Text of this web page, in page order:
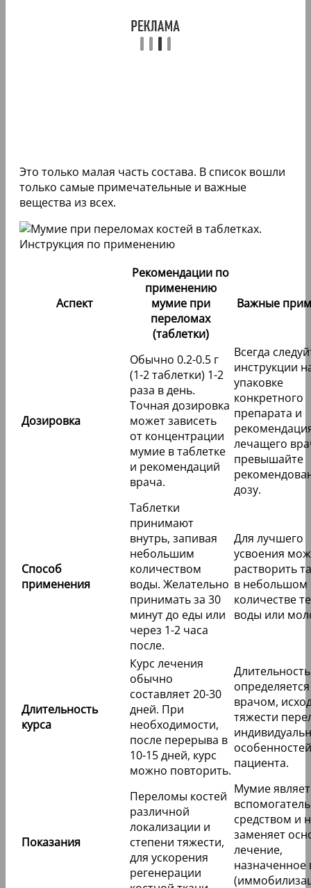
Это только малая часть состава. В список вошли
только самые примечательные и важные
вещества из всех.
Аспект
Рекомендации по
применению
мумие при
переломах
(таблетки)
Важные
Дозировка
Обычно 0.2-0.5 г
(1-2 таблетки) 1-2
раза в день.
Точная дозировка
может зависеть
от концентрации
мумие в таблетке
и рекомендаций
врача.
Всегда
инструкции
упаковке
конкретного
препарата и
лечащего
превышайте
дозу.
Способ
применения
Таблетки
принимают
внутрь, запивая
небольшим
количеством
воды. Желательно
принимать за 30
минут до еды или
через 1-2 часа
после.
Для лучшего
усвоения
растворить
в небольшом
количестве
воды или
Длительность
курса
Курс лечения
обычно
составляет 20-30
дней. При
необходимости,
после перерыва в
10-15 дней, курс
можно повторить.
определяется
врачом,
тяжести
особенностей
пациента.
Показания
Переломы костей
различной
локализации и
степени тяжести,
для ускорения
регенерации
Мумие
средством и
заменяет
лечение,
назначенное